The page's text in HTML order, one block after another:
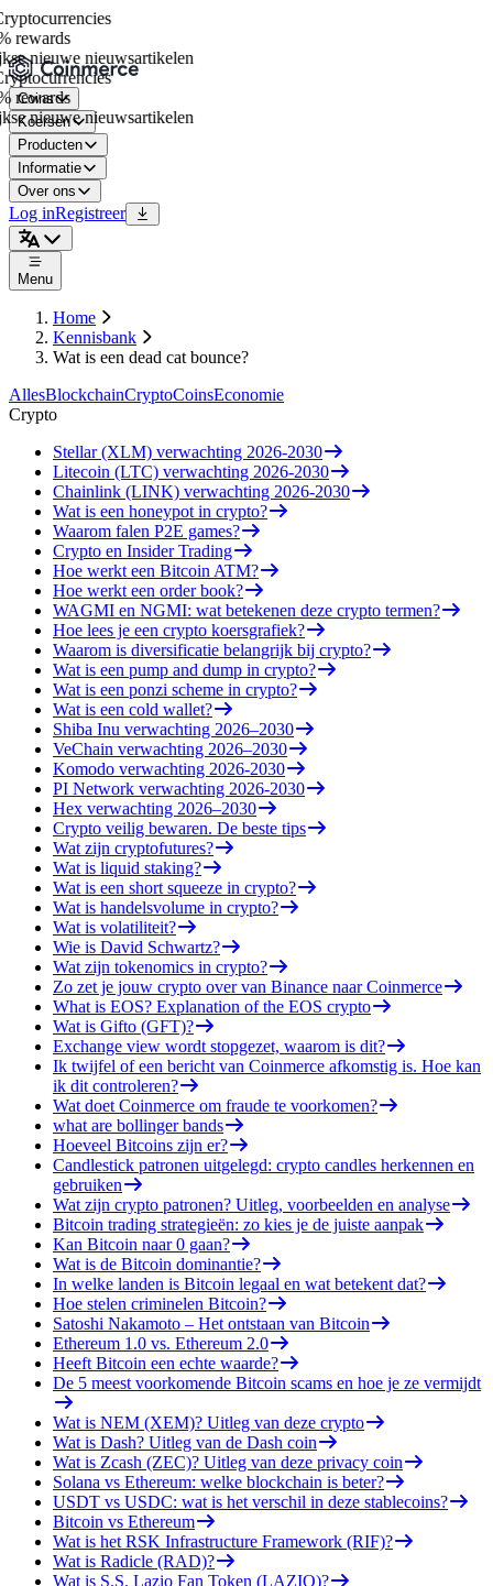
rewards
nieuwe nieuwsartikelen
rewards
nieuwe nieuwsartikelen
Coins
Koersen
Producten
Informatie
Over ons
Log inRegistreer
Menu
Home
Kennisbank
Wat is een dead cat bounce?
AllesBlockchainCryptoCoinsEconomie
Crypto
Stellar (XLM) verwachting 2026-2030
Litecoin (LTC) verwachting 2026-2030
Chainlink (LINK) verwachting 2026-2030
Wat is een honeypot in crypto?
Waarom falen P2E games?
Crypto en Insider Trading
Hoe werkt een Bitcoin ATM?
Hoe werkt een order book?
WAGMI en NGMI: wat betekenen deze crypto termen?
Hoe lees je een crypto koersgrafiek?
Waarom is diversificatie belangrijk bij crypto?
Wat is een pump and dump in crypto?
Wat is een ponzi scheme in crypto?
Wat is een cold wallet?
Shiba Inu verwachting 2026–2030
VeChain verwachting 2026–2030
Komodo verwachting 2026-2030
PI Network verwachting 2026-2030
Hex verwachting 2026–2030
Crypto veilig bewaren. De beste tips
Wat zijn cryptofutures?
Wat is liquid staking?
Wat is een short squeeze in crypto?
Wat is handelsvolume in crypto?
Wat is volatiliteit?
Wie is David Schwartz?
Wat zijn tokenomics in crypto?
Zo zet je jouw crypto over van Binance naar Coinmerce
What is EOS? Explanation of the EOS crypto
Wat is Gifto (GFT)?
Exchange view wordt stopgezet, waarom is dit?
Ik twijfel of een bericht van Coinmerce afkomstig is. Hoe kan
ik dit controleren?
Wat doet Coinmerce om fraude te voorkomen?
what are bollinger bands
Hoeveel Bitcoins zijn er?
Candlestick patronen uitgelegd: crypto candles herkennen en
gebruiken
Wat zijn crypto patronen? Uitleg, voorbeelden en analyse
Bitcoin trading strategieën: zo kies je de juiste aanpak
Kan Bitcoin naar 0 gaan?
Wat is de Bitcoin dominantie?
In welke landen is Bitcoin legaal en wat betekent dat?
Hoe stelen criminelen Bitcoin?
Satoshi Nakamoto – Het ontstaan van Bitcoin
Ethereum 1.0 vs. Ethereum 2.0
Heeft Bitcoin een echte waarde?
De 5 meest voorkomende Bitcoin scams en hoe je ze vermijdt
Wat is NEM (XEM)? Uitleg van deze crypto
Wat is Dash? Uitleg van de Dash coin
Wat is Zcash (ZEC)? Uitleg van deze privacy coin
Solana vs Ethereum: welke blockchain is beter?
USDT vs USDC: wat is het verschil in deze stablecoins?
Bitcoin vs Ethereum
Wat is het RSK Infrastructure Framework (RIF)?
Wat is Radicle (RAD)?
Wat is S.S. Lazio Fan Token (LAZIO)?